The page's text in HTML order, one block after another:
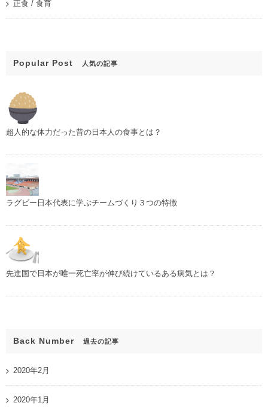
正食 / 食育
Popular Post 人気の記事
超人的な体力だった昔の日本人の食事とは？
ラグビー日本代表に学ぶチームづくり３つの特徴
先進国で日本が唯一死亡率が伸び続けているある病気とは？
Back Number 過去の記事
2020年2月
2020年1月